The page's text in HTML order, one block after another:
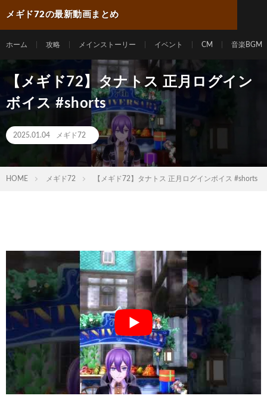
メギド72の最新動画まとめ
ホーム 攻略 メインストーリー イベント CM 音楽BGM
【メギド72】タナトス 正月ログイン
ボイス #shorts
2025.01.04 メギド72
HOME メギド72 【メギド72】タナトス 正月ログインボイス #shorts